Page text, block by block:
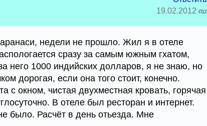
19.02.2012
недели не прошло. Жил я в отеле
сразу за самым южным гхатом,
него 1000 индийских долларов, я не знаю, но
дорогая, если она того стоит, конечно.
с окном, чистая двухместная кровать, горячая
В отеле был ресторан и интернет.
было. Расчёт в день отьезда. Мне